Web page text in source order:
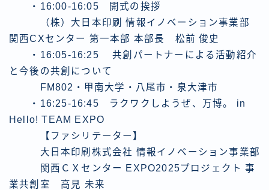
・16:00-16:05 開式の挨拶
（株）大日本印刷 情報イノベーション事業部
関西CXセンター 第一本部 本部長 松前 俊史
・16:05-16:25 共創パートナーによる活動紹介
と今後の共創について
FM802・甲南大学・八尾市・泉大津市
・16:25-16:45 ラクワクしようぜ、万博。 in
Hello! TEAM EXPO
【ファシリテーター】
大日本印刷株式会社 情報イノベーション事業部
関西ＣＸセンター EXPO2025プロジェクト 事
業共創室 高見 未来